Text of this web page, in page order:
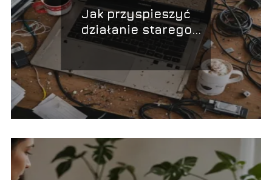
Jak przyspieszyć
działanie starego
laptopa?